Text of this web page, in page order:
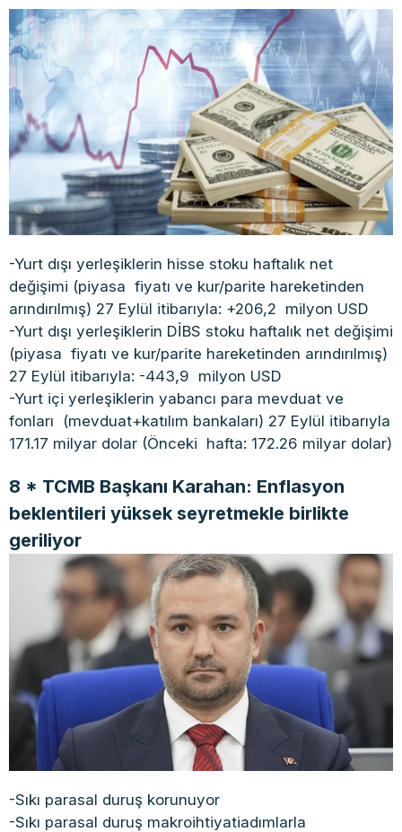
-Yurt dışı yerleşiklerin hisse stoku haftalık net
değişimi (piyasa fiyatı ve kur/parite hareketinden
arındırılmış) 27 Eylül itibarıyla: +206,2 milyon USD
-Yurt dışı yerleşiklerin DİBS stoku haftalık net değişimi
(piyasa fiyatı ve kur/parite hareketinden arındırılmış)
27 Eylül itibarıyla: -443,9 milyon USD
-Yurt içi yerleşiklerin yabancı para mevduat ve
fonları (mevduat+katılım bankaları) 27 Eylül itibarıyla
171.17 milyar dolar (Önceki hafta: 172.26 milyar dolar)
8 * TCMB Başkanı Karahan: Enflasyon
beklentileri yüksek seyretmekle birlikte
geriliyor
-Sıkı parasal duruş korunuyor
-Sıkı parasal duruş makroihtiyatiadımlarla